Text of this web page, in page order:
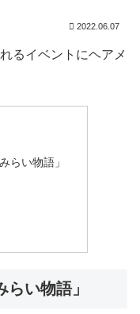
2022.06.07
るイベントにヘアメ
らい物語」
い物語」